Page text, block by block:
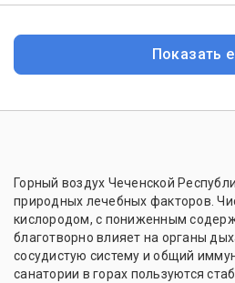
Показать
Горный воздух Чеченской
природных лечебных факторов.
кислородом, с пониженным
благотворно влияет на органы
сосудистую систему и общий
санатории в горах пользуются